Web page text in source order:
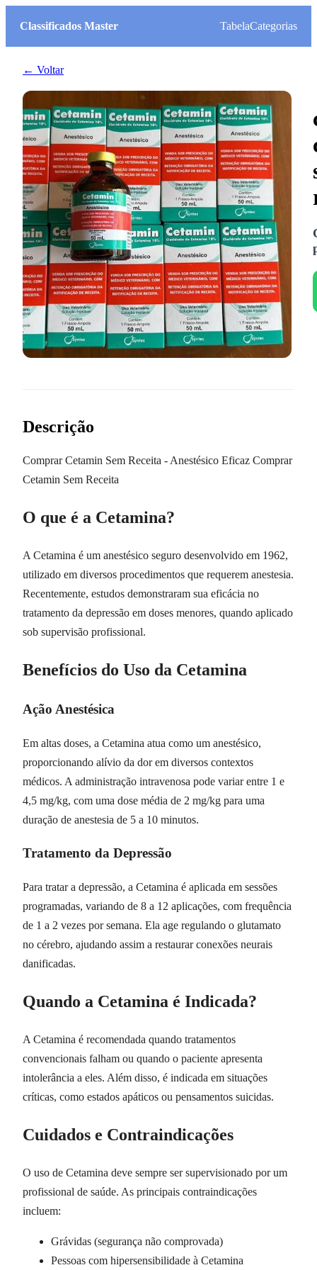
Classificados Master TabelaCategorias
← Voltar
Descrição
Comprar Cetamin Sem Receita - Anestésico Eficaz Comprar
Cetamin Sem Receita
O que é a Cetamina?
A Cetamina é um anestésico seguro desenvolvido em 1962,
utilizado em diversos procedimentos que requerem anestesia.
Recentemente, estudos demonstraram sua eficácia no
tratamento da depressão em doses menores, quando aplicado
sob supervisão profissional.
Benefícios do Uso da Cetamina
Ação Anestésica
Em altas doses, a Cetamina atua como um anestésico,
proporcionando alívio da dor em diversos contextos
médicos. A administração intravenosa pode variar entre 1 e
4,5 mg/kg, com uma dose média de 2 mg/kg para uma
duração de anestesia de 5 a 10 minutos.
Tratamento da Depressão
Para tratar a depressão, a Cetamina é aplicada em sessões
programadas, variando de 8 a 12 aplicações, com frequência
de 1 a 2 vezes por semana. Ela age regulando o glutamato
no cérebro, ajudando assim a restaurar conexões neurais
danificadas.
Quando a Cetamina é Indicada?
A Cetamina é recomendada quando tratamentos
convencionais falham ou quando o paciente apresenta
intolerância a eles. Além disso, é indicada em situações
críticas, como estados apáticos ou pensamentos suicidas.
Cuidados e Contraindicações
O uso de Cetamina deve sempre ser supervisionado por um
profissional de saúde. As principais contraindicações
incluem:
Grávidas (segurança não comprovada)
Pessoas com hipersensibilidade à Cetamina